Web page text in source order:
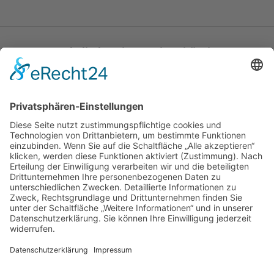
Katholische Privat-Universität Linz
Bethlehemstraße 20
T:+43 732 / 784293
E:office[at]ku-linz.at